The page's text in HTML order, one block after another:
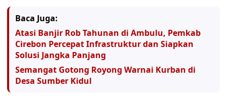
Baca Juga:
Atasi Banjir Rob Tahunan di Ambulu, Pemkab
Cirebon Percepat Infrastruktur dan Siapkan
Solusi Jangka Panjang
Semangat Gotong Royong Warnai Kurban di
Desa Sumber Kidul